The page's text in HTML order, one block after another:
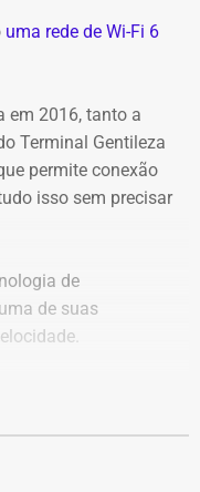
utilizado como prova na
Reprodução
que, por se
público, as
liberdade de
violação aos
tratam,
e apologia ao
uma rede de Wi-Fi 6
em 2016, tanto a
Terminal Gentileza
permite conexão
isso sem precisar
de
de suas
“O Globo”.